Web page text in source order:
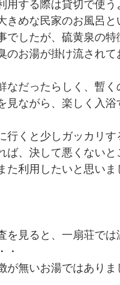
用する際は貸切で使う
きめな民家のお風呂と
でしたが、硫黄泉の特
のお湯が掛け流され
なだったらしく、暫
見ながら、楽しく入浴
行くと少しガッカリ
ば、決して悪くないと
た利用したいと思いま
を見ると、一扇荘で
・
が無いお湯ではあり